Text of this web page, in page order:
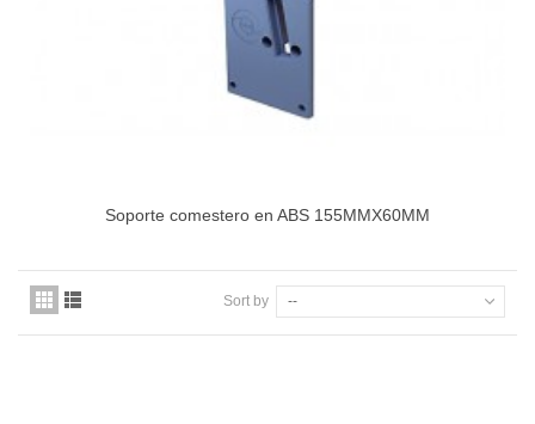
Soporte comestero en ABS 155MMX60MM
Sort by --